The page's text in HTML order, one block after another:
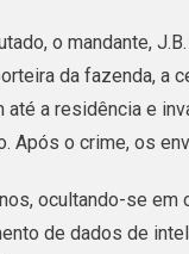
o mandante,
da fazenda, a
a residência e
Após o crime, os
ocultando-se em
de dados de